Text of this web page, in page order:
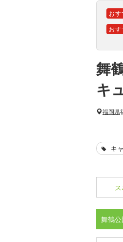
おす
おす
舞
キ
福岡県
キ
舞鶴